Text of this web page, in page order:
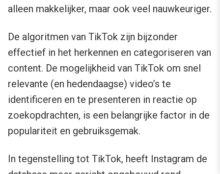
alleen makkelijker, maar ook veel nauwkeuriger.
De algoritmen van TikTok zijn bijzonder
effectief in het herkennen en categoriseren van
content. De mogelijkheid van TikTok om snel
relevante (en hedendaagse) video’s te
identificeren en te presenteren in reactie op
zoekopdrachten, is een belangrijke factor in de
populariteit en gebruiksgemak.
In tegenstelling tot TikTok, heeft Instagram de